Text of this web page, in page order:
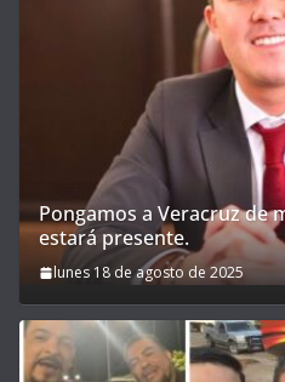
Pongamos a Veracruz de
estará presente.
lunes 18 de agosto de 2025